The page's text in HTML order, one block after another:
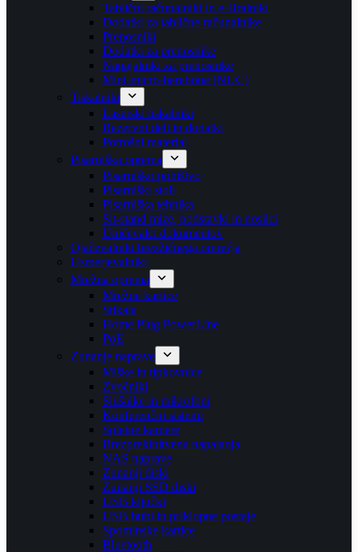
Tablični računalniki in e-Bralniki
Dodatki za tablične računalnike
Prenosniki
Dodatki za prenosnike
Napajalniki za prenosnike
Mini-micro-barebone (NUC)
Tiskalniki
Laserski tiskalniki
Rezervni deli in dodatki
Potrošni material
Pisarniška oprema
Pisarniško pohištvo
Pisarniški stoli
Pisarniška tehnika
Sit-stand mize, podstavki in nosilci
Uničevalci dokumentov
Ojačevalniki brezžičnega omrežja
Usmerjevalniki
Mrežna oprema
Mrežne kartice
Stikala
Home Plug PowerLine
PoE
Zunanje naprave
Miške in tipkovnice
Zvočniki
Slušalke in mikrofoni
Konferenčni sistemi
Spletne kamere
Brezprekinitvena napajanja
NAS naprave
Zunanji diski
Zunanji SSD diski
USB ključki
USB hubi in priklopne postaje
Spominske kartice
Bluetooth